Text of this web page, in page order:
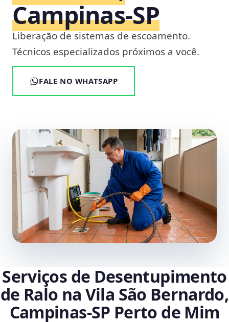
Campinas‑SP
Liberação de sistemas de escoamento.
Técnicos especializados próximos a você.
FALE NO WHATSAPP
Serviços de Desentupimento
de Ralo na Vila São Bernardo,
Campinas‑SP Perto de Mim